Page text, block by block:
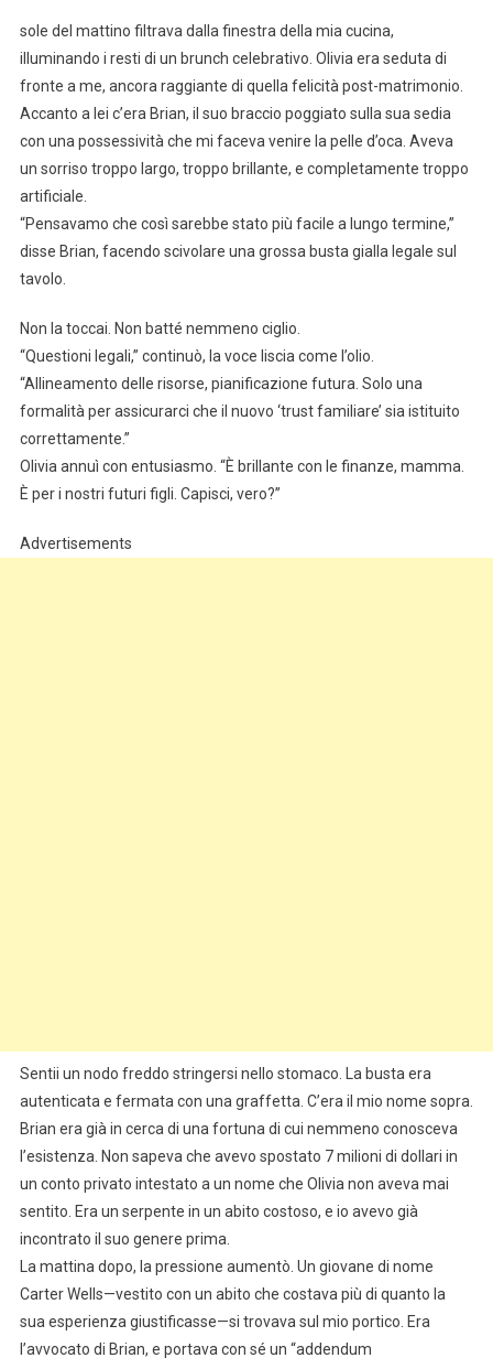
sole del mattino filtrava dalla finestra della mia cucina,
illuminando i resti di un brunch celebrativo. Olivia era seduta di
fronte a me, ancora raggiante di quella felicità post-matrimonio.
Accanto a lei c’era Brian, il suo braccio poggiato sulla sua sedia
con una possessività che mi faceva venire la pelle d’oca. Aveva
un sorriso troppo largo, troppo brillante, e completamente troppo
artificiale.
“Pensavamo che così sarebbe stato più facile a lungo termine,”
disse Brian, facendo scivolare una grossa busta gialla legale sul
tavolo.
Non la toccai. Non batté nemmeno ciglio.
“Questioni legali,” continuò, la voce liscia come l’olio.
“Allineamento delle risorse, pianificazione futura. Solo una
formalità per assicurarci che il nuovo ‘trust familiare’ sia istituito
correttamente.”
Olivia annuì con entusiasmo. “È brillante con le finanze, mamma.
È per i nostri futuri figli. Capisci, vero?”
Advertisements
Sentii un nodo freddo stringersi nello stomaco. La busta era
autenticata e fermata con una graffetta. C’era il mio nome sopra.
Brian era già in cerca di una fortuna di cui nemmeno conosceva
l’esistenza. Non sapeva che avevo spostato 7 milioni di dollari in
un conto privato intestato a un nome che Olivia non aveva mai
sentito. Era un serpente in un abito costoso, e io avevo già
incontrato il suo genere prima.
La mattina dopo, la pressione aumentò. Un giovane di nome
Carter Wells—vestito con un abito che costava più di quanto la
sua esperienza giustificasse—si trovava sul mio portico. Era
l’avvocato di Brian, e portava con sé un “addendum